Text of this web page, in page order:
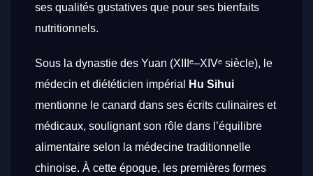
ses qualités gustatives que pour ses bienfaits
nutritionnels.
Sous la dynastie des Yuan (XIIIᵉ–XIVᵉ siècle), le
médecin et diététicien impérial
Hu Sihui
mentionne le canard dans ses écrits culinaires et
médicaux, soulignant son rôle dans l’équilibre
alimentaire selon la médecine traditionnelle
chinoise. À cette époque, les premières formes